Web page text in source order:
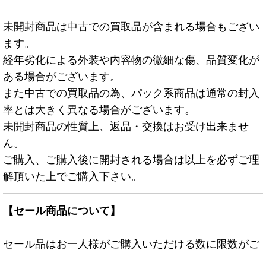
未開封商品は中古での買取品が含まれる場合もござい
ます。
経年劣化による外装や内容物の微細な傷、品質変化が
ある場合がございます。
また中古での買取品の為、パック系商品は通常の封入
率とは大きく異なる場合がございます。
未開封商品の性質上、返品・交換はお受け出来ませ
ん。
ご購入、ご購入後に開封される場合は以上を必ずご理
解頂いた上でご購入下さい。
【セール商品について】
セール品はお一人様がご購入いただける数に限数がご